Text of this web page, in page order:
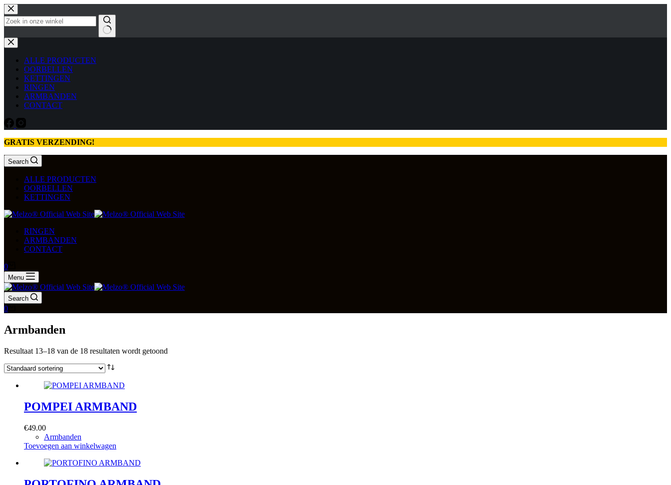
Ga
naar
de
Geen
resultaten
ALLE PRODUCTEN
OORBELLEN
KETTINGEN
RINGEN
ARMBANDEN
CONTACT
GRATIS VERZENDING!
Search
ALLE PRODUCTEN
OORBELLEN
KETTINGEN
RINGEN
ARMBANDEN
CONTACT
Winkelwagen
0
Menu
Search
Winkelwagen
0
Armbanden
Resultaat 13–18 van de 18 resultaten wordt getoond
POMPEI ARMBAND
€49.00
Armbanden
Toevoegen aan winkelwagen